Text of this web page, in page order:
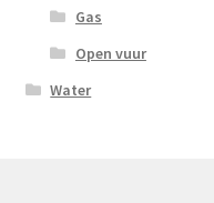
Gas
Open vuur
Water